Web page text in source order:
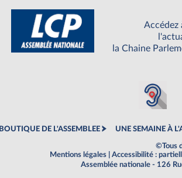
Accédez
la Chaine
BOUTIQUE DE L'ASSEMBLEE UNE SEMAINE À
©Tous
Mentions légales
Accessibilité :
Assemblée nationale - 126